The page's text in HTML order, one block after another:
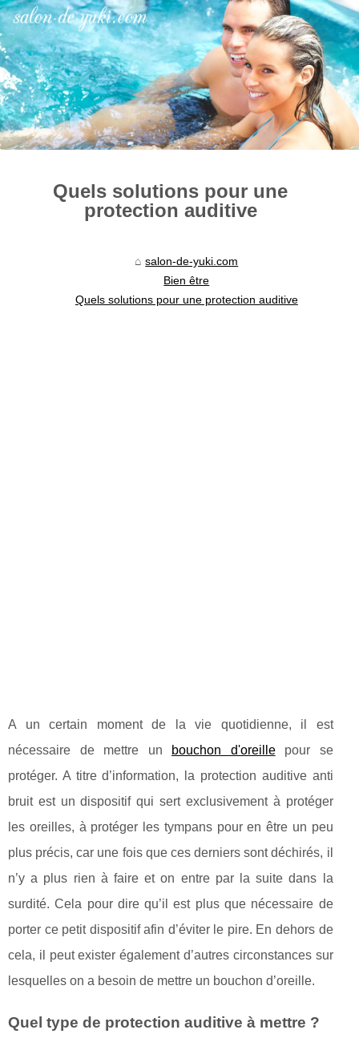
Quels solutions pour une
protection auditive
salon-de-yuki.com
Bien être
Quels solutions pour une protection auditive
A un certain moment de la vie quotidienne, il est
nécessaire de mettre un
bouchon d'oreillepour se
protéger. A titre d’information, la protection auditive anti
bruit est un dispositif qui sert exclusivement à protéger
les oreilles, à protéger les tympans pour en être un peu
plus précis, car une fois que ces derniers sont déchirés, il
n’y a plus rien à faire et on entre par la suite dans la
surdité. Cela pour dire qu’il est plus que nécessaire de
porter ce petit dispositif afin d’éviter le pire. En dehors de
cela, il peut exister également d’autres circonstances sur
lesquelles on a besoin de mettre un bouchon d’oreille.
Quel type de protection auditive à mettre ?